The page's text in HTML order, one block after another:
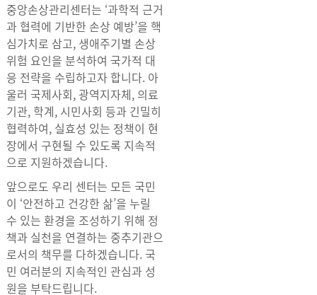
중앙손상관리센터는 ‘과학적 근거
과 협력에 기반한 손상 예방’을 핵
심가치로 삼고, 생애주기별 손상
위험 요인을 분석하여 국가적 대
응 전략을 수립하고자 합니다. 아
울러 국제사회, 광역지자체, 의료
기관, 학계, 시민사회 등과 긴밀히
협력하여, 실효성 있는 정책이 현
장에서 구현될 수 있도록 지속적
으로 지원하겠습니다.
앞으로도 우리 센터는 모든 국민
이 ‘안전하고 건강한 삶’을 누릴
수 있는 환경을 조성하기 위해 정
책과 실천을 연결하는 중추기관으
로서의 책무를 다하겠습니다. 국
민 여러분의 지속적인 관심과 성
원을 부탁드립니다.